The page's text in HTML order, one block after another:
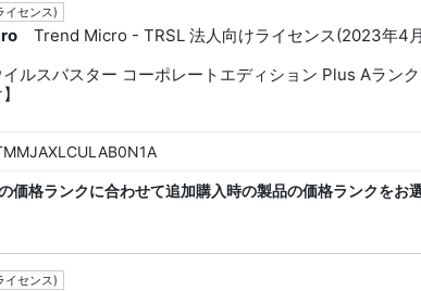
イセンス)
Trend Micro - TRSL 法人向けライセンス(2023年4
ルスバスター コーポレートエディション Plus Aラン
価格ランクに合わせて追加購入時の製品の価格ランクをお
イセンス)